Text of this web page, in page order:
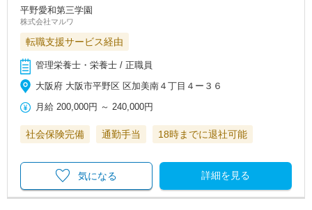
平野愛和第三学園
株式会社マルワ
転職支援サービス経由
管理栄養士・栄養士 / 正職員
大阪府 大阪市平野区 区加美南４丁目４ー３６
月給 200,000円 ～ 240,000円
社会保険完備 通勤手当 18時までに退社可能
詳細を見る
気になる